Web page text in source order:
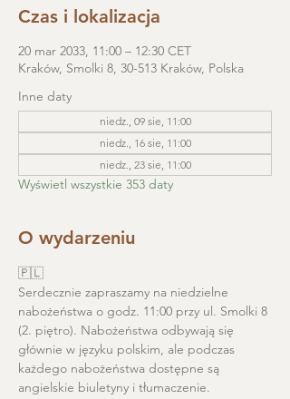
Czas i lokalizacja
20 mar 2033, 11:00 – 12:30 CET
Kraków, Smolki 8, 30-513 Kraków, Polska
Inne daty
niedz., 09 sie, 11:00
niedz., 16 sie, 11:00
niedz., 23 sie, 11:00
Wyświetl wszystkie 353 daty
O wydarzeniu
🇵🇱
Serdecznie zapraszamy na niedzielne
nabożeństwa o godz. 11:00 przy ul. Smolki 8
(2. piętro). Nabożeństwa odbywają się
głównie w języku polskim, ale podczas
każdego nabożeństwa dostępne są
angielskie biuletyny i tłumaczenie.